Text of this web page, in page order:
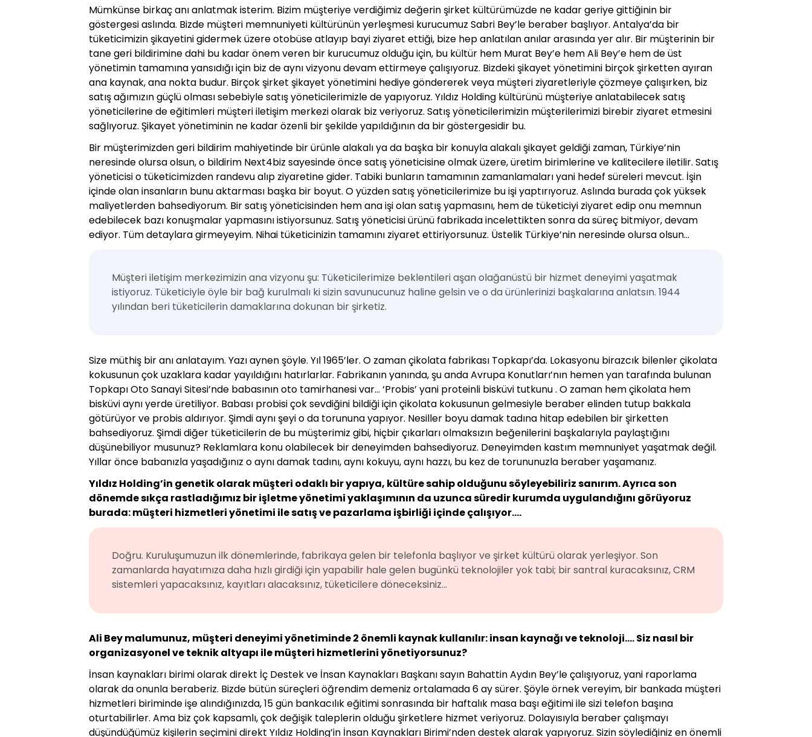
Mümkünse birkaç anı anlatmak isterim. Bizim müşteriye verdiğimiz değerin şirket kültürümüzde ne kadar geriye gittiğinin bir
göstergesi aslında. Bizde müşteri memnuniyeti kültürünün yerleşmesi kurucumuz Sabri Bey’le beraber başlıyor. Antalya’da bir
tüketicimizin şikayetini gidermek üzere otobüse atlayıp bayi ziyaret ettiği, bize hep anlatılan anılar arasında yer alır. Bir müşterinin bir
tane geri bildirimine dahi bu kadar önem veren bir kurucumuz olduğu için, bu kültür hem Murat Bey’e hem Ali Bey’e hem de üst
yönetimin tamamına yansıdığı için biz de aynı vizyonu devam ettirmeye çalışıyoruz. Bizdeki şikayet yönetimini birçok şirketten ayıran
ana kaynak, ana nokta budur. Birçok şirket şikayet yönetimini hediye göndererek veya müşteri ziyaretleriyle çözmeye çalışırken, biz
satış ağımızın güçlü olması sebebiyle satış yöneticilerimizle de yapıyoruz. Yıldız Holding kültürünü müşteriye anlatabilecek satış
yöneticilerine de eğitimleri müşteri iletişim merkezi olarak biz veriyoruz. Satış yöneticilerimizin müşterilerimizi birebir ziyaret etmesini
sağlıyoruz. Şikayet yönetiminin ne kadar özenli bir şekilde yapıldığının da bir göstergesidir bu.
Bir müşterimizden geri bildirim mahiyetinde bir ürünle alakalı ya da başka bir konuyla alakalı şikayet geldiği zaman, Türkiye’nin
neresinde olursa olsun, o bildirim Next4biz sayesinde önce satış yöneticisine olmak üzere, üretim birimlerine ve kalitecilere iletilir. Satış
yöneticisi o tüketicimizden randevu alıp ziyaretine gider. Tabiki bunların tamamının zamanlamaları yani hedef süreleri mevcut. İşin
içinde olan insanların bunu aktarması başka bir boyut. O yüzden satış yöneticilerimize bu işi yaptırıyoruz. Aslında burada çok yüksek
maliyetlerden bahsediyorum. Bir satış yöneticisinden hem ana işi olan satış yapmasını, hem de tüketiciyi ziyaret edip onu memnun
edebilecek bazı konuşmalar yapmasını istiyorsunuz. Satış yöneticisi ürünü fabrikada incelettikten sonra da süreç bitmiyor, devam
ediyor. Tüm detaylara girmeyeyim. Nihai tüketicinizin tamamını ziyaret ettiriyorsunuz. Üstelik Türkiye’nin neresinde olursa olsun…
Müşteri iletişim merkezimizin ana vizyonu şu: Tüketicilerimize beklentileri aşan olağanüstü bir hizmet deneyimi yaşatmak
istiyoruz. Tüketiciyle öyle bir bağ kurulmalı ki sizin savunucunuz haline gelsin ve o da ürünlerinizi başkalarına anlatsın. 1944
yılından beri tüketicilerin damaklarına dokunan bir şirketiz.
Size müthiş bir anı anlatayım. Yazı aynen şöyle. Yıl 1965’ler. O zaman çikolata fabrikası Topkapı’da. Lokasyonu birazcık bilenler çikolata
kokusunun çok uzaklara kadar yayıldığını hatırlarlar. Fabrikanın yanında, şu anda Avrupa Konutları’nın hemen yan tarafında bulunan
Topkapı Oto Sanayi Sitesi’nde babasının oto tamirhanesi var… ‘Probis’ yani proteinli bisküvi tutkunu . O zaman hem çikolata hem
bisküvi aynı yerde üretiliyor. Babası probisi çok sevdiğini bildiği için çikolata kokusunun gelmesiyle beraber elinden tutup bakkala
götürüyor ve probis aldırıyor. Şimdi aynı şeyi o da torununa yapıyor. Nesiller boyu damak tadına hitap edebilen bir şirketten
bahsediyoruz. Şimdi diğer tüketicilerin de bu müşterimiz gibi, hiçbir çıkarları olmaksızın beğenilerini başkalarıyla paylaştığını
düşünebiliyor musunuz? Reklamlara konu olabilecek bir deneyimden bahsediyoruz. Deneyimden kastım memnuniyet yaşatmak değil.
Yıllar önce babanızla yaşadığınız o aynı damak tadını, aynı kokuyu, aynı hazzı, bu kez de torununuzla beraber yaşamanız.
Yıldız Holding’in genetik olarak müşteri odaklı bir yapıya, kültüre sahip olduğunu söyleyebiliriz sanırım. Ayrıca son
dönemde sıkça rastladığımız bir işletme yönetimi yaklaşımının da uzunca süredir kurumda uygulandığını görüyoruz
burada: müşteri hizmetleri yönetimi ile satış ve pazarlama işbirliği içinde çalışıyor….
Doğru. Kuruluşumuzun ilk dönemlerinde, fabrikaya gelen bir telefonla başlıyor ve şirket kültürü olarak yerleşiyor. Son
zamanlarda hayatımıza daha hızlı girdiği için yapabilir hale gelen bugünkü teknolojiler yok tabi; bir santral kuracaksınız, CRM
sistemleri yapacaksınız, kayıtları alacaksınız, tüketicilere döneceksiniz…
Ali Bey malumunuz, müşteri deneyimi yönetiminde 2 önemli kaynak kullanılır: insan kaynağı ve teknoloji…. Siz nasıl bir
organizasyonel ve teknik altyapı ile müşteri hizmetlerini yönetiyorsunuz?
İnsan kaynakları birimi olarak direkt İç Destek ve İnsan Kaynakları Başkanı sayın Bahattin Aydın Bey’le çalışıyoruz, yani raporlama
olarak da onunla beraberiz. Bizde bütün süreçleri öğrendim demeniz ortalamada 6 ay sürer. Şöyle örnek vereyim, bir bankada müşteri
hizmetleri biriminde işe alındığınızda, 15 gün bankacılık eğitimi sonrasında bir haftalık masa başı eğitimi ile sizi telefon başına
oturtabilirler. Ama biz çok kapsamlı, çok değişik taleplerin olduğu şirketlere hizmet veriyoruz. Dolayısıyla beraber çalışmayı
düşündüğümüz kişilerin seçimini direkt Yıldız Holding’in İnsan Kaynakları Birimi’nden destek alarak yapıyoruz. Sizin söylediğiniz en önemli